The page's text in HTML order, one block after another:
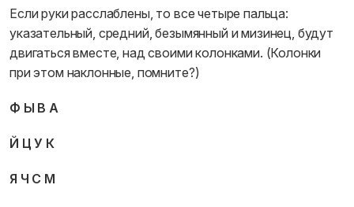
Если руки расслаблены, то все четыре пальца:
указательный, средний, безымянный и мизинец, будут
двигаться вместе, над своими колонками. (Колонки
при этом наклонные, помните?)
Ф Ы В А
Й Ц У К
Я Ч С М